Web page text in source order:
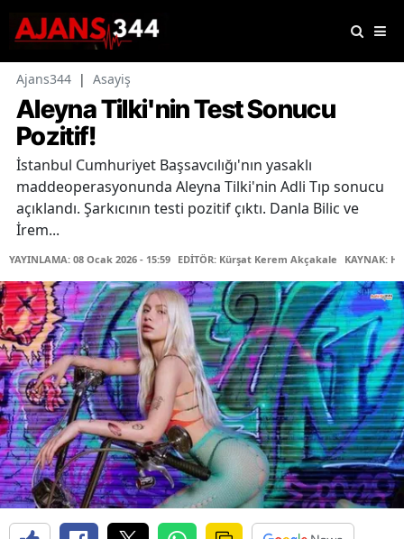
Ajans344 | Asayiş
Aleyna Tilki'nin Test Sonucu
Pozitif!
İstanbul Cumhuriyet Başsavcılığı'nın yasaklı
maddeoperasyonunda Aleyna Tilki'nin Adli Tıp sonucu
açıklandı. Şarkıcının testi pozitif çıktı. Danla Bilic ve
İrem...
YAYINLAMA: 08 Ocak 2026 - 15:59 EDİTÖR: Kürşat Kerem Akçakale KAYNAK: